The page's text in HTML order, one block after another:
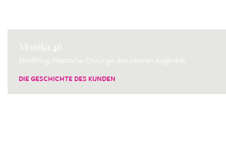
Monika 46
Minilifting, Plastische Chirurgie des oberen Augenlids
DIE GESCHICHTE DES KUNDEN